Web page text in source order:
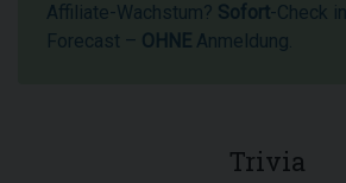
Affiliate-Wachstum? Sofort-Check
Forecast – OHNE Anmeldung.
Trivia